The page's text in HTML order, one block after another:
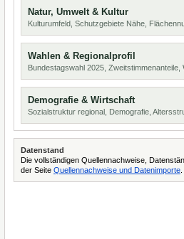
Natur, Umwelt & Kultur
Kulturumfeld, Schutzgebiete Nähe,
Wahlen & Regionalprofil
Bundestagswahl 2025,
Demografie & Wirtschaft
Sozialstruktur regional, Demografie,
Datenstand
Die vollständigen Quellennachweise,
der Seite Quellennachweise und Datenimporte